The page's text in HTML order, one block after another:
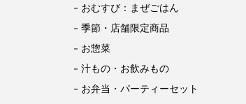
おむすび：まぜごはん
季節・店舗限定商品
お惣菜
汁もの・お飲みもの
お弁当・パーティーセット